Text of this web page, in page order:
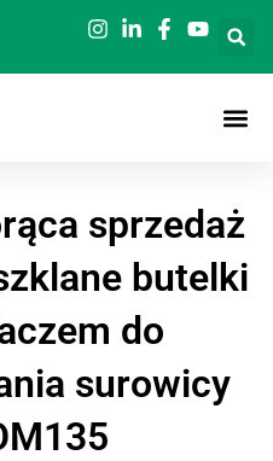
sprzedaż
butelki
do
surowicy